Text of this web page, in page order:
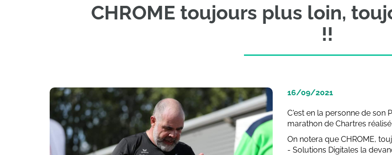
CHROME toujours plus loin,
!!
16/09/2021
C'est en la personne de son
marathon de Chartres
On notera que CHROME,
- Solutions Digitales la